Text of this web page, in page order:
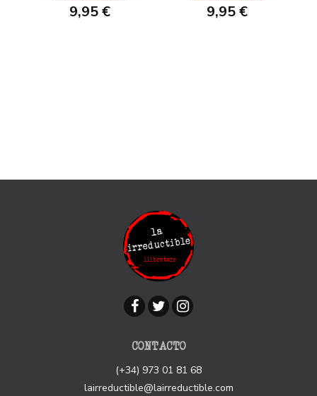
9,95 € 9,95 €
CONTACTO
(+34) 973 01 81 68
lairreductible@lairreductible.com